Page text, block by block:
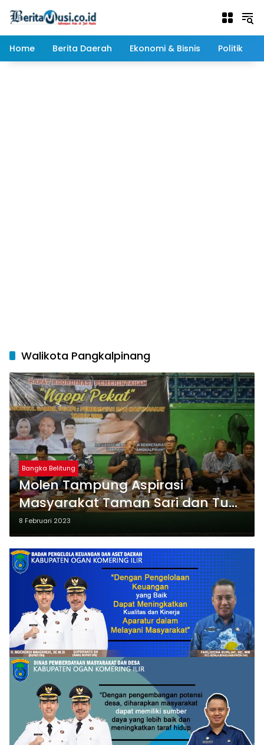
Home
Berita Daerah Ekonomi & Bisnis Politik
Walikota Pangkalpinang
Bangka Belitung
Molen Tampung Aspirasi
Masyarakat Taman Sari dan Tuai
Sejumlah Pujian
8 Februari 2023